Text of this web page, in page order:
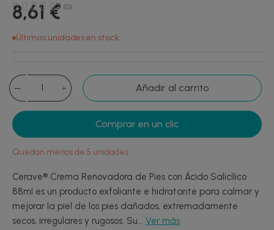
8,61 €
0 (0)
Últimas unidades en stock
Añadir al carrito
Comprar en un clic
Quedan menos de 5 unidades
Cerave® Crema Renovadora de Pies con Ácido Salicílico
88ml es un producto exfoliante e hidratante para calmar y
mejorar la piel de los pies dañados, extremadamente
secos, irregulares y rugosos. Su... Ver más